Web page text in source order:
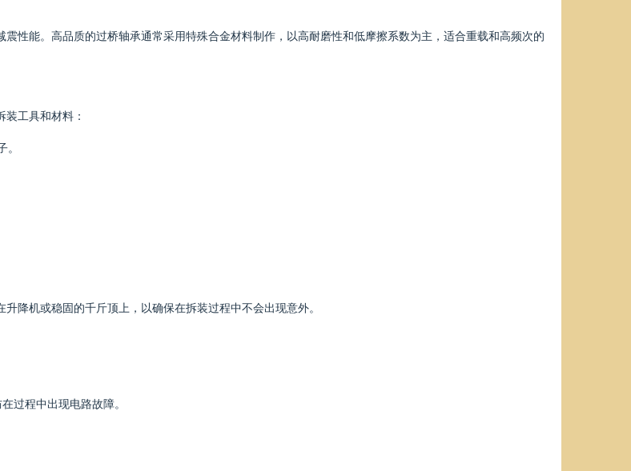
性能。高品质的过桥轴承通常采用特殊合金材料制作，以高耐磨性和低摩擦系数为主，适合重载和高频次的
工具和材料：
降机或稳固的千斤顶上，以确保在拆装过程中不会出现意外。
过程中出现电路故障。